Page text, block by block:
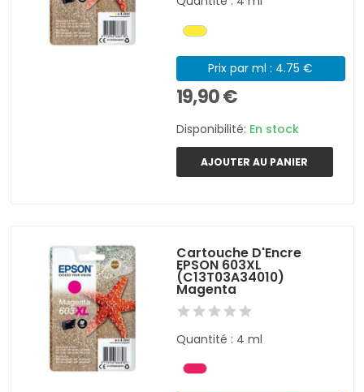
Prix par ml : 4.75 €
19,90 €
Disponibilité: En stock
AJOUTER AU PANIER
Cartouche D'Encre
EPSON 603XL
(C13T03A34010)
Magenta
Quantité : 4 ml